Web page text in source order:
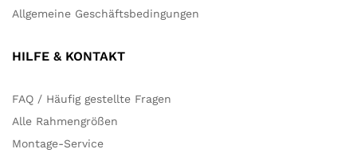
Allgemeine Geschäftsbedingungen
HILFE & KONTAKT
FAQ / Häufig gestellte Fragen
Alle Rahmengrößen
Montage-Service